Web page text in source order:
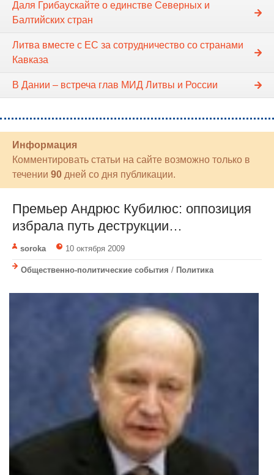
Даля Грибаускайте о единстве Северных и
Балтийских стран
Литва вместе с ЕС за сотрудничество со странами
Кавказа
В Дании – встреча глав МИД Литвы и России
Информация
Комментировать статьи на сайте возможно только в
течении 90 дней со дня публикации.
Премьер Андрюс Кубилюс: оппозиция
избрала путь деструкции…
soroka 10 октября 2009
Общественно-политические события / Политика